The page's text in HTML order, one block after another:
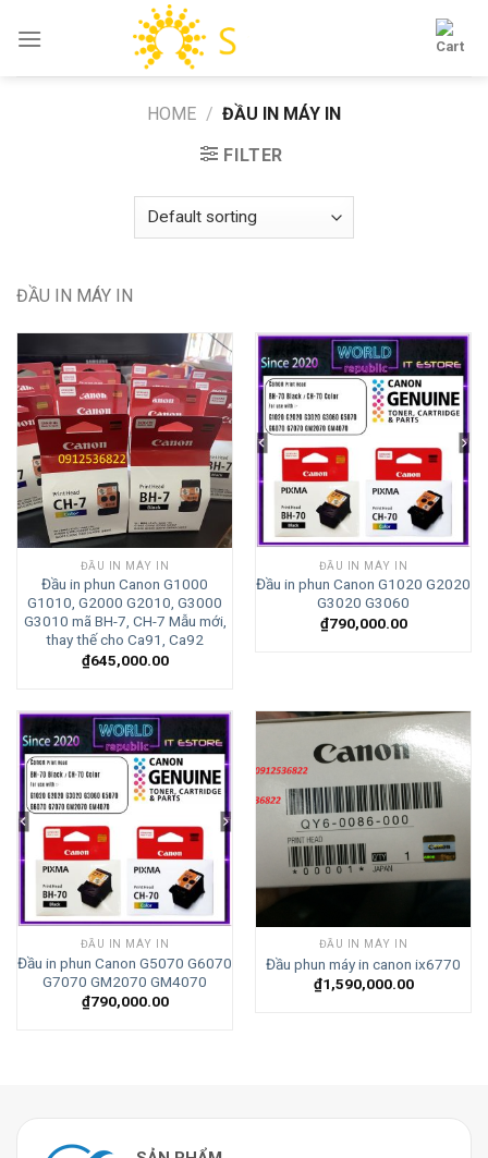
HOME / ĐẦU IN MÁY IN
FILTER
ĐẦU IN MÁY IN
ĐẦU IN MÁY IN
Đầu in phun Canon G1000
G1010, G2000 G2010, G3000
G3010 mã BH-7, CH-7 Mẫu mới,
thay thế cho Ca91, Ca92
₫645,000.00
ĐẦU IN MÁY IN
Đầu in phun Canon G1020 G2020
G3020 G3060
₫790,000.00
ĐẦU IN MÁY IN
Đầu in phun Canon G5070 G6070
G7070 GM2070 GM4070
₫790,000.00
ĐẦU IN MÁY IN
Đầu phun máy in canon ix6770
₫1,590,000.00